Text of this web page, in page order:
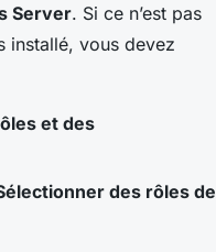
Server. Si ce n’est pas
installé, vous devez
et des
des rôles de